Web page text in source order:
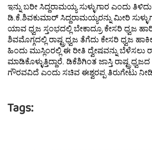
ಇನ್ನು ಬರೀ ಸಿದ್ದರಾಮಯ್ಯ ಸುಳ್ಳುಗಾರ ಎಂದು
ಡಿ.ಕೆ.ಶಿವಕುಮಾರ್ ಸಿದ್ದರಾಮಯ್ಯರನ್ನು ಮೀರಿ
ಯಾವ ಧ್ವಜ ಸ್ತಂಭದಲ್ಲಿ ಬೇಕಾದ್ರೂ ಕೇಸರಿ ಧ್ವಜ
ಶಿವಮೊಗ್ಗದಲ್ಲಿ ರಾಷ್ಟ್ರಧ್ವಜ ತೆಗೆದು ಕೇಸರಿ ಧ್ವಜ
ಹಿಂದು ಮುಸ್ಲಿಂರಲ್ಲಿ ಈ ರೀತಿ ದ್ವೇಷವನ್ನು ಬೆಳೆಸಲು
ಮಾಡಿಕೊಳ್ಳುತ್ತಿದ್ದಾರೆ. ಡಿಕೆಶಿಗಿಂತ ಜಾಸ್ತಿ
ಗೌರವವಿದೆ ಎಂದು ಸಚಿವ ಈಶ್ವರಪ್ಪ ತಿರುಗೇಟು
Tags: